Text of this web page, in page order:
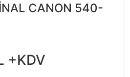
CANON 540-
+KDV